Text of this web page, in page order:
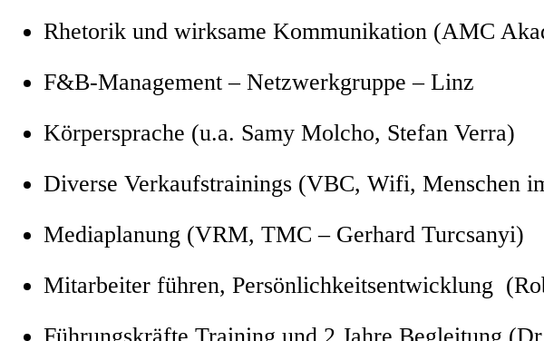
Rhetorik und wirksame Kommunikation (AMC
F&B-Management – Netzwerkgruppe – Linz
Körpersprache (u.a. Samy Molcho, Stefan Verra)
Diverse Verkaufstrainings (VBC, Wifi, Menschen
Mediaplanung (VRM, TMC – Gerhard Turcsanyi)
Mitarbeiter führen, Persönlichkeitsentwicklung
Führungskräfte Training und 2 Jahre Begleitung